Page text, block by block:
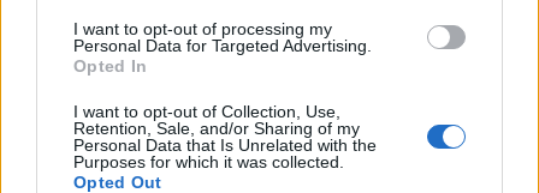
I want to opt-out of processing my
Personal Data for Targeted Advertising.
Opted In
I want to opt-out of Collection, Use,
Retention, Sale, and/or Sharing of my
Personal Data that Is Unrelated with the
Purposes for which it was collected.
Opted Out